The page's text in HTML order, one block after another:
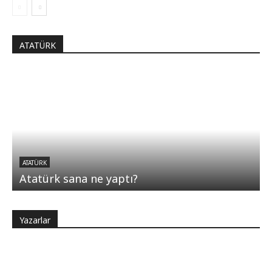
ATATÜRK
ATATÜRK
Atatürk sana ne yaptı?
Yazarlar